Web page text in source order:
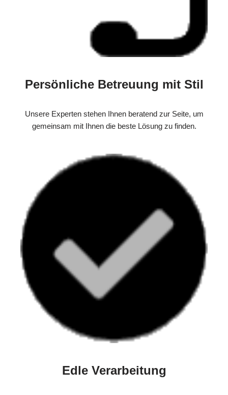
Persönliche Betreuung mit Stil
Unsere Experten stehen Ihnen beratend zur Seite, um
gemeinsam mit Ihnen die beste Lösung zu finden.
Edle Verarbeitung